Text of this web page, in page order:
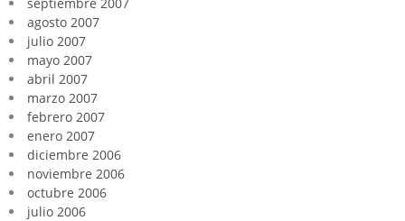
agosto 2007
julio 2007
mayo 2007
abril 2007
marzo 2007
febrero 2007
enero 2007
diciembre 2006
noviembre 2006
octubre 2006
julio 2006